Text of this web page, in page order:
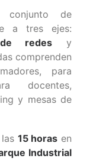
conjunto de
a tres ejes:
redes y
comprenden
para
docentes,
y mesas de
15 horas en
Industrial